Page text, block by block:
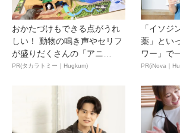
おかたづけもできる点がうれ
しい！ 動物の鳴き声やセリフ
が盛りだくさんの「アニ
ア ...
PR(タカラトミー｜Hugkum)
「イソジ
薬」とい
ワー」で
PR(iNova｜